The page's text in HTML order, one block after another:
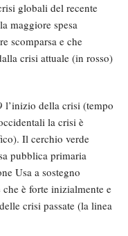
globali del recente
maggiore spesa
scomparsa e che
crisi attuale (in rosso)
l’inizio della crisi (tempo
la crisi è
Il cerchio verde
pubblica primaria
Usa a sostegno
è forte inizialmente e
crisi passate (la linea